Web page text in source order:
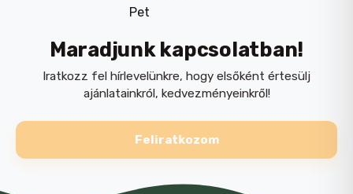
Összetétel
növényi eredetű származékok
gabonafélék
növényi fehérjekivonatok
Maradjunk kapcsolatban!
Iratkozz fel hírlevelünkre, hogy elsőként értesülj
ajánlatainkról, kedvezményeinkről!
Feliratkozom